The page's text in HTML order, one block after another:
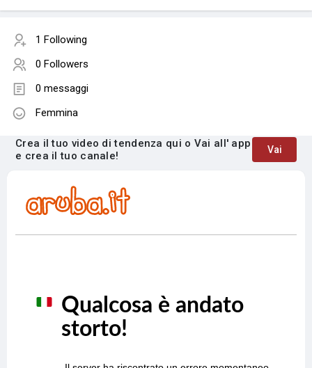
1 Following
0 Followers
0 messaggi
Femmina
Crea il tuo video di tendenza qui o Vai all' app
e crea il tuo canale!
Vai